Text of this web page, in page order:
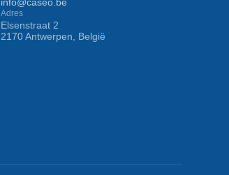
Adres
Elsenstraat 2
2170 Antwerpen, België